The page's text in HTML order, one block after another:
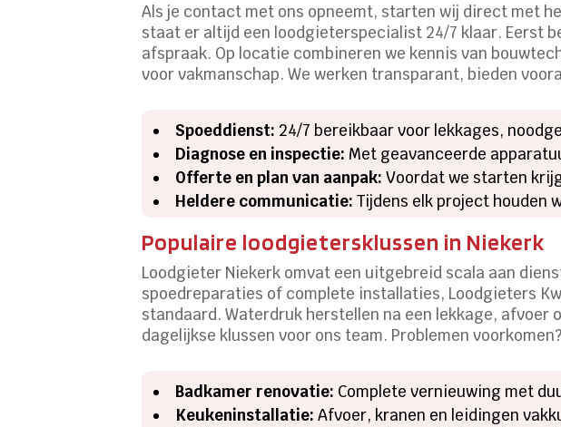
Als je contact met ons opneemt, starten wij direct met
staat er altijd een loodgieterspecialist 24/7 klaar. Eerst
afspraak. Op locatie combineren we kennis van
voor vakmanschap. We werken transparant, bieden
Spoeddienst: 24/7 bereikbaar voor lekkages,
Diagnose en inspectie: Met geavanceerde
Offerte en plan van aanpak: Voordat we starten
Heldere communicatie: Tijdens elk project houden
Populaire loodgietersklussen in Niekerk
Loodgieter Niekerk omvat een uitgebreid scala aan
spoedreparaties of complete installaties, Loodgieters
standaard. Waterdruk herstellen na een lekkage, afvoer
dagelijkse klussen voor ons team. Problemen
Badkamer renovatie: Complete vernieuwing met
Keukeninstallatie: Afvoer, kranen en leidingen